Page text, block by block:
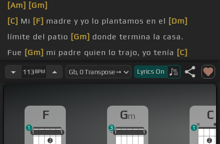
[Am] [Gm]
[C] Mi [F] madre y yo lo plantamos en el [Dm]
límite del patio [Gm] donde termina la casa.
Fue [Gm] mi padre quien lo trajo, yo tenía [C]
cinco años
y él apenas una rama.
abonamos bien
113 BPM Lyrics On
F
1
2
1
1 1
1
Gm
1 1
1 1
3
C
2
1